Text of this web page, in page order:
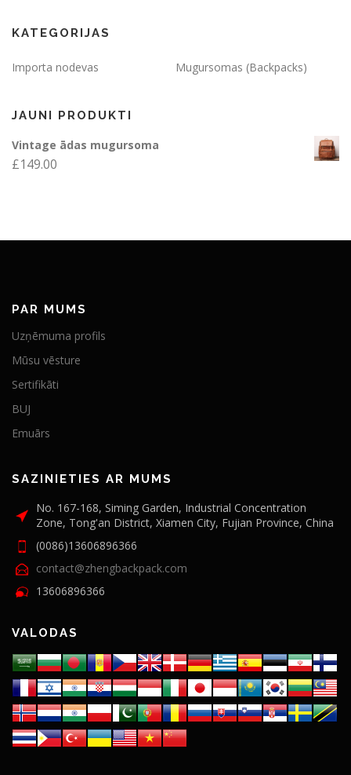
KATEGORIJAS
Importa nodevas Mugursomas (Backpacks)
JAUNI PRODUKTI
Vintage ādas mugursoma
£149.00
PAR MUMS
Uzņēmuma profils
Mūsu vēsture
Sertifikāti
BUJ
Emuārs
SAZINIETIES AR MUMS
No. 167-168, Siming Garden, Industrial Concentration
Zone, Tong'an District, Xiamen City, Fujian Province, China
(0086)13606896366
contact@zhengbackpack.com
13606896366
VALODAS